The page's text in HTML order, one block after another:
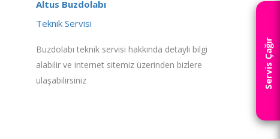
Servis Çağır
Altus Buzdolabı
Teknik Servisi
Buzdolabı teknik servisi hakkında detaylı bilgi
alabilir ve internet sitemiz üzerinden bizlere
ulaşabilirsiniz